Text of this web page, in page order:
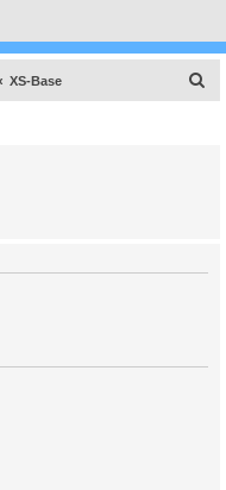
XS-Base